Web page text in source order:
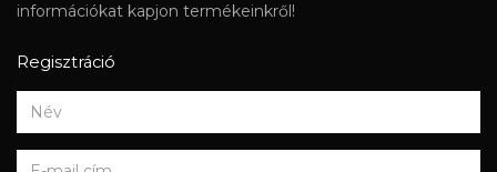
információkat kapjon termékeinkről!
Regisztráció